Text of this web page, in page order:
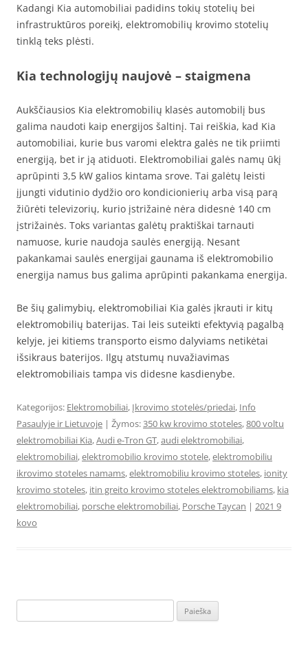
Kadangi Kia automobiliai padidins tokių stotelių bei
infrastruktūros poreikį, elektromobilių krovimo stotelių
tinklą teks plėsti.
Kia technologijų naujovė – staigmena
Aukščiausios Kia elektromobilių klasės automobilį bus
galima naudoti kaip energijos šaltinį. Tai reiškia, kad Kia
automobiliai, kurie bus varomi elektra galės ne tik priimti
energiją, bet ir ją atiduoti. Elektromobiliai galės namų ūkį
aprūpinti 3,5 kW galios kintama srove. Tai galėtų leisti
įjungti vidutinio dydžio oro kondicionierių arba visą parą
žiūrėti televizorių, kurio įstrižainė nėra didesnė 140 cm
įstrižainės. Toks variantas galėtų praktiškai tarnauti
namuose, kurie naudoja saulės energiją. Nesant
pakankamai saulės energijai gaunama iš elektromobilio
energija namus bus galima aprūpinti pakankama energija.
Be šių galimybių, elektromobiliai Kia galės įkrauti ir kitų
elektromobilių baterijas. Tai leis suteikti efektyvią pagalbą
kelyje, jei kitiems transporto eismo dalyviams netikėtai
išsikraus baterijos. Ilgų atstumų nuvažiavimas
elektromobiliais tampa vis didesne kasdienybe.
Kategorijos: Elektromobiliai, Įkrovimo stotelės/priedai, Info
Pasaulyje ir Lietuvoje | Žymos:350 kw krovimo stoteles,800 voltu
elektromobiliai Kia,Audi e-Tron GT,audi elektromobiliai,
elektromobiliai,elektromobilio krovimo stotele,elektromobiliu
ikrovimo stoteles namams,elektromobiliu krovimo stoteles, ionity
krovimo stoteles, itin greito krovimo stoteles elektromobiliams, kia
elektromobiliai, porsche elektromobiliai, Porsche Taycan | 2021 9
kovo